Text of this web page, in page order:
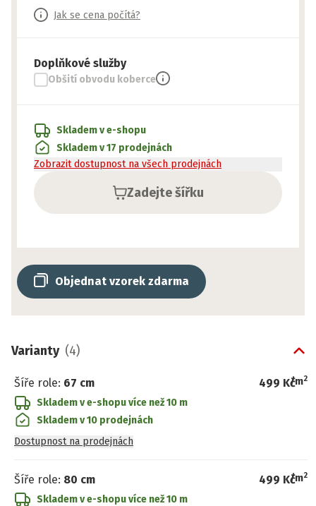
Jak se cena počítá?
Doplňkové služby
Obšití obvodu koberce
Zadejte šířku
Skladem v e-shopu
Skladem v 17 prodejnách
Zobrazit dostupnost na všech prodejnách
Objednat vzorek zdarma
Varianty (4)
Šíře role: 67 cm 499 Kč
/m2
Skladem v e-shopuvíce než 10 m
Skladem v 10 prodejnách
Dostupnost na prodejnách
Šíře role: 80 cm 499 Kč
/m2
Skladem v e-shopuvíce než 10 m